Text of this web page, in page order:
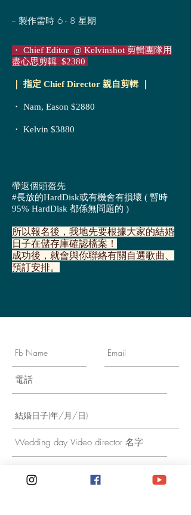
-- 製作需時 6 - 8 星期
・ Chief Editor @ Kelvinshot 剪輯團隊用
盡心思剪輯 $2380
｜ 指定 Chief Director 親自剪輯 ｜
・ Nam, Eason $2880
・ Kelvin $3880
帶返個頭盔先
#長放的HardDisk或有機會有損壞 ( 暫時
95% HardDisk 都係無問題的 )
所以報名後，我地先要根據大家的結婚
日子在儲存庫確認檔案！
成功後，就會與你聯絡有關自選歌曲、
預訂安排。